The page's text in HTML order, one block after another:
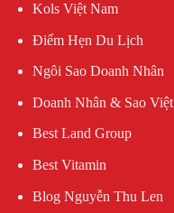
Kols Việt Nam
Điểm Hẹn Du Lịch
Ngôi Sao Doanh Nhân
Doanh Nhân & Sao Việt
Best Land Group
Best Vitamin
Blog Nguyễn Thu Len